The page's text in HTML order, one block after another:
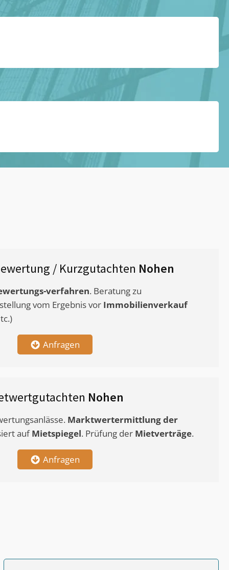
/ Kurzgutachten Nohen
verfahren. Beratung zu
vom Ergebnis vor Immobilienverkauf
Anfragen
Nohen
Marktwertermittlungder
aufMietspiegel. Prüfung der Mietverträge.
Anfragen